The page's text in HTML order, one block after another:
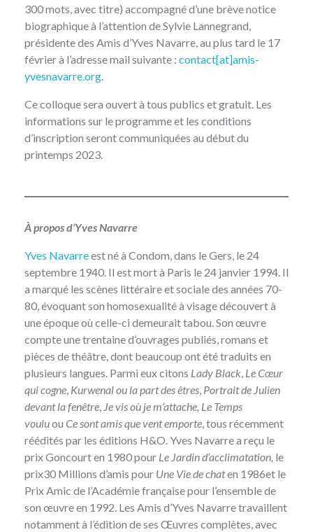
300 mots, avec titre) accompagné d’une brève notice
biographique à l’attention de Sylvie Lannegrand,
présidente des Amis d’Yves Navarre, au plus tard le 17
février à l’adresse mail suivante : contact[at]amis-
yvesnavarre.org.
Ce colloque sera ouvert à tous publics et gratuit. Les
informations sur le programme et les conditions
d’inscription seront communiquées au début du
printemps 2023.
À propos d’Yves Navarre
Yves Navarreest né à Condom, dans le Gers, le 24
septembre 1940. Il est mort à Paris le 24 janvier 1994. Il
a marqué les scènes littéraire et sociale des années 70-
80, évoquant son homosexualité à visage découvert à
une époque où celle-ci demeurait tabou. Son œuvre
compte une trentaine d’ouvrages publiés, romans et
pièces de théâtre, dont beaucoup ont été traduits en
plusieurs langues. Parmi eux citons Lady Black, Le Cœur
qui cogne, Kurwenal ou la part des êtres, Portrait de Julien
devant la fenêtre, Je vis où je m’attache, Le Temps
vouluou Ce sont amis que vent emporte, tous récemment
réédités par les éditions H&O. Yves Navarre a reçu le
prix Goncourt en 1980 pour Le Jardin d’acclimatation, le
prix30 Millions d’amis pour Une Vie de chaten 1986et le
Prix Amic de l’Académie française pour l’ensemble de
son œuvre en 1992. Les Amis d’Yves Navarre travaillent
notamment à l’édition de ses Œuvres complètes, avec